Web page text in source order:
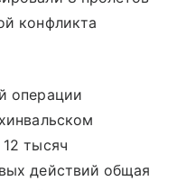
конфликта
операции
тысяч
действий общая